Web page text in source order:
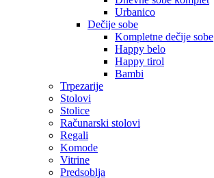
Urbanico
Dečije sobe
Kompletne dečije sobe
Happy belo
Happy tirol
Bambi
Trpezarije
Stolovi
Stolice
Računarski stolovi
Regali
Komode
Vitrine
Predsoblja